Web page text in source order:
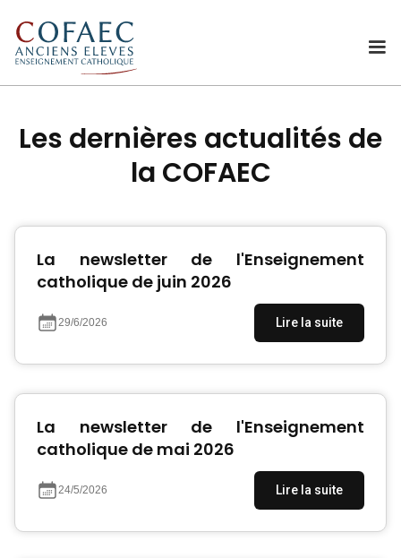
Les dernières actualités de
la COFAEC
La newsletter de l'Enseignement
catholique de juin 2026
29/6/2026 Lire la suite
La newsletter de l'Enseignement
catholique de mai 2026
24/5/2026 Lire la suite